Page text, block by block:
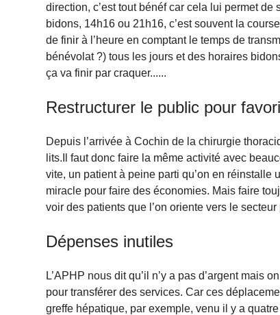
direction, c’est tout bénéf car cela lui permet
bidons, 14h16 ou 21h16, c’est souvent la
de finir à l’heure en comptant le temps de
bénévolat ?) tous les jours et des horaires
ça va finir par craquer......
Restructurer le public pour
Depuis l’arrivée à Cochin de la chirurgie
lits.Il faut donc faire la même activité avec
vite, un patient à peine parti qu’on en réinstalle
miracle pour faire des économies. Mais faire
voir des patients que l’on oriente vers le
Dépenses inutiles
L’APHP nous dit qu’il n’y a pas d’argent
pour transférer des services. Car ces
greffe hépatique, par exemple, venu il y a